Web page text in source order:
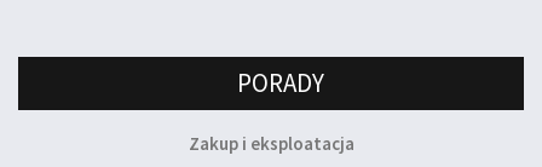
PORADY
Zakup i eksploatacja